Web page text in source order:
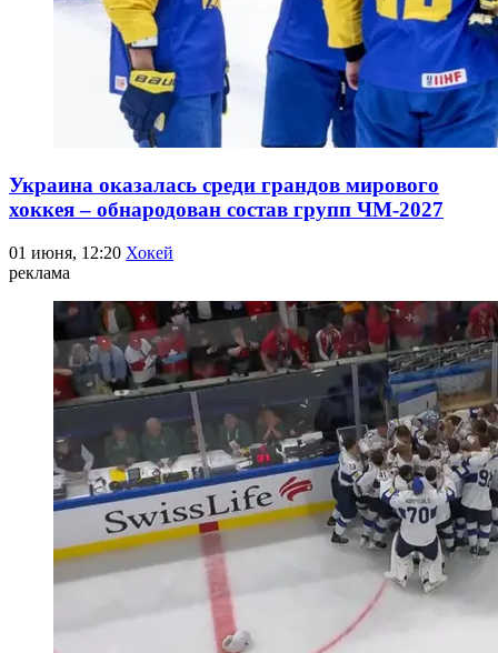
Украина оказалась среди грандов мирового
хоккея – обнародован состав групп ЧМ-2027
01 июня, 12:20 Хокей
реклама